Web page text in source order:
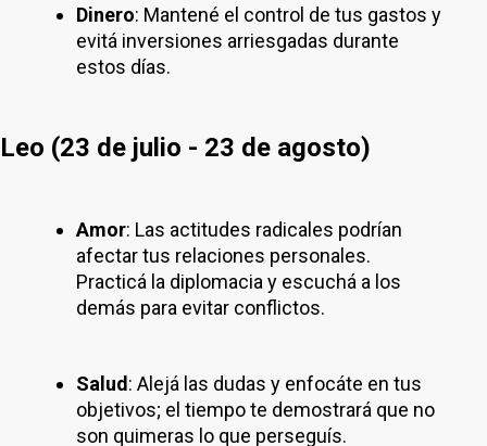
Dinero: Mantené el control de tus gastos y
evitá inversiones arriesgadas durante
estos días.
Leo (23 de julio - 23 de agosto)
Amor: Las actitudes radicales podrían
afectar tus relaciones personales.
Practicá la diplomacia y escuchá a los
demás para evitar conflictos.
Salud : Alejá las dudas y enfocáte en tus
objetivos; el tiempo te demostrará que no
son quimeras lo que perseguís.